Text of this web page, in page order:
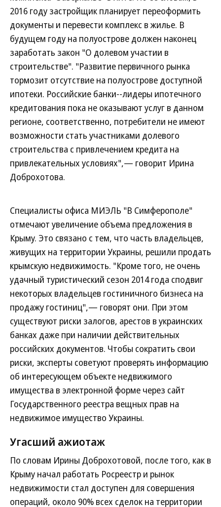
2016 году застройщик планирует переоформить
документы и перевести комплекс в жилье. В
будущем году на полуострове должен наконец
заработать закон "О долевом участии в
строительстве". "Развитие первичного рынка
тормозит отсутствие на полуострове доступной
ипотеки. Российские банки--лидеры ипотечного
кредитования пока не оказывают услуг в данном
регионе, соответственно, потребители не имеют
возможности стать участниками долевого
строительства с привлечением кредита на
привлекательных условиях",— говорит Ирина
Доброхотова.
Специалисты офиса МИЭЛЬ "В Симферополе"
отмечают увеличение объема предложения в
Крыму. Это связано с тем, что часть владельцев,
живущих на территории Украины, решили продать
крымскую недвижимость. "Кроме того, не очень
удачный туристический сезон 2014 года сподвиг
некоторых владельцев гостиничного бизнеса на
продажу гостиниц",— говорят они. При этом
существуют риски залогов, арестов в украинских
банках даже при наличии действительных
российских документов. Чтобы сократить свои
риски, эксперты советуют проверять информацию
об интересующем объекте недвижимого
имущества в электронной форме через сайт
Государственного реестра вещных прав на
недвижимое имущество Украины.
Угасший ажиотаж
По словам Ирины Доброхотовой, после того, как в
Крыму начал работать Росреестр и рынок
недвижимости стал доступен для совершения
операций, около 90% всех сделок на территории